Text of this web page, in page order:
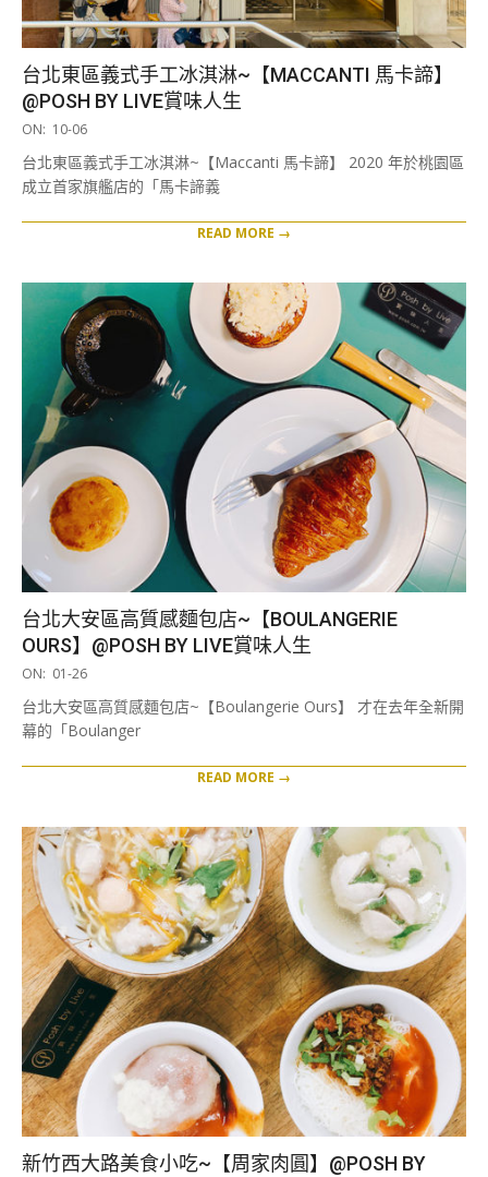
台北東區義式手工冰淇淋~【MACCANTI 馬卡諦】
@POSH BY LIVE賞味人生
2022-
06
ON: 10-06
台北東區義式手工冰淇淋~【Maccanti 馬卡諦】 2020 年於桃園區
成立首家旗艦店的「馬卡諦義
READ MORE →
台北大安區高質感麵包店~【BOULANGERIE
OURS】@POSH BY LIVE賞味人生
2021-
26
ON: 01-26
台北大安區高質感麵包店~【Boulangerie Ours】 才在去年全新開
幕的「Boulanger
READ MORE →
新竹西大路美食小吃~【周家肉圓】@POSH BY